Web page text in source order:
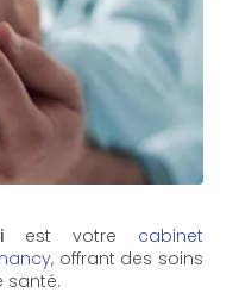
est votre cabinet
, offrant des soins
santé.